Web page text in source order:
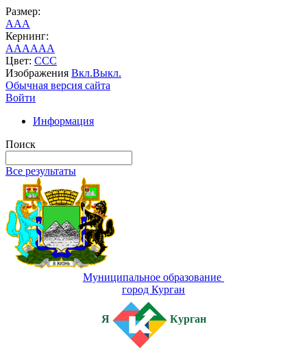
Размер:
AAA
Кернинг:
AAAAAA
Цвет: CCC
Изображения Вкл.Выкл.
Обычная версия сайта
Войти
Информация
Поиск
Все результаты
Муниципальное образование
город Курган
Я Курган